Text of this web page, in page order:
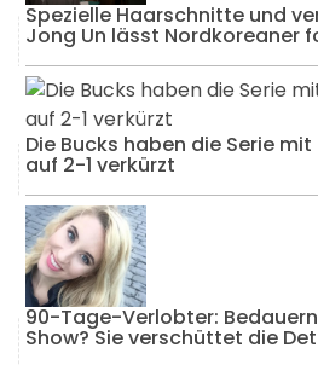
Spezielle Haarschnitte und
Jong Un lässt Nordkoreaner
Die Bucks haben die Serie
auf 2-1 verkürzt
90-Tage-Verlobter:
Show? Sie verschüttet die